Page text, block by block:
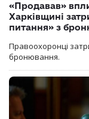
«Продавав»
Харківщині
питання» з
Правоохоронці
бронювання.